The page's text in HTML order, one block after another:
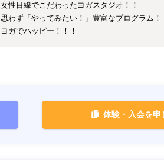
女性目線でこだわったヨガスタジオ！！
思わず「やってみたい！」豊富なプログラム！
ヨガでハッピー！！！
体験・入会を申